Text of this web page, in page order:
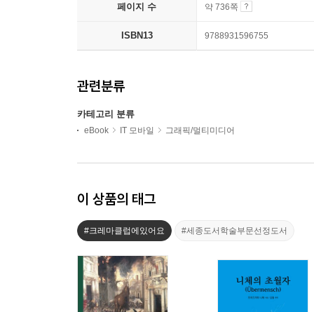
페이지 수 약 736쪽
ISBN13 9788931596755
관련분류
카테고리 분류
eBook IT 모바일 그래픽/멀티미디어
이 상품의 태그
#크레마클럽에있어요 #세종도서학술부문선정도서